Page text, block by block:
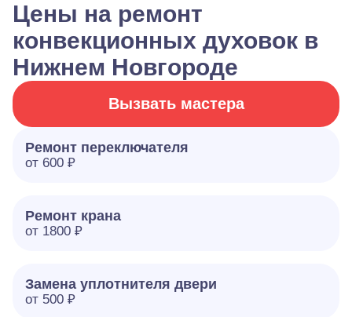
Цены на ремонт
конвекционных духовок в
Нижнем Новгороде
Вызвать мастера
Ремонт переключателя
от 600 ₽
Ремонт крана
от 1800 ₽
Замена уплотнителя двери
от 500 ₽